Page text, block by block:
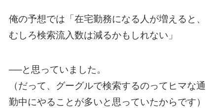
俺の予想では「在宅勤務になる人が増えると、
むしろ検索流入数は減るかもしれない」
──と思っていました。
（だって、グーグルで検索するのってヒマな通
勤中にやることが多いと思っていたからです）